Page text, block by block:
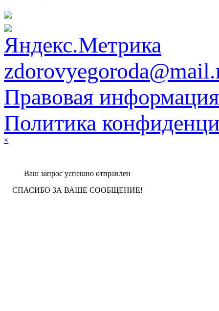
Правовая информация
Политика
×
Ваш запрос успешно отправлен
СПАСИБО ЗА ВАШЕ СООБЩЕНИЕ!